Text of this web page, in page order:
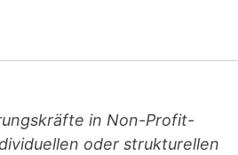
in Non-Profit-
oder strukturellen